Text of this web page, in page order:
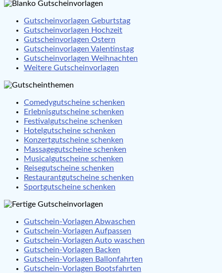
Gutscheinvorlagen Geburtstag
Gutscheinvorlagen Hochzeit
Gutscheinvorlagen Ostern
Gutscheinvorlagen Valentinstag
Gutscheinvorlagen Weihnachten
Weitere Gutscheinvorlagen
Comedygutscheine schenken
Erlebnisgutscheine schenken
Festivalgutscheine schenken
Hotelgutscheine schenken
Konzertgutscheine schenken
Massagegutscheine schenken
Musicalgutscheine schenken
Reisegutscheine schenken
Restaurantgutscheine schenken
Sportgutscheine schenken
Gutschein-Vorlagen Abwaschen
Gutschein-Vorlagen Aufpassen
Gutschein-Vorlagen Auto waschen
Gutschein-Vorlagen Backen
Gutschein-Vorlagen Ballonfahrten
Gutschein-Vorlagen Bootsfahrten